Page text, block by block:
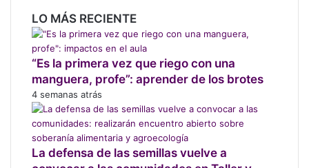
r
a
m
i
c
i
n
a
LO MÁS RECIENTE
“Es la primera vez que riego con una
manguera, profe”: aprender de los brotes
4 semanas atrás
La defensa de las semillas vuelve a